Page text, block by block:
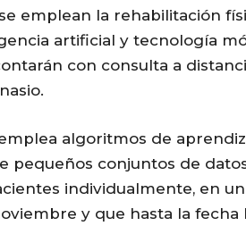
emplean la rehabilitación
artificial y tecnología
con consulta a
algoritmos de
pequeños conjuntos de
individualmente, en
y que hasta la